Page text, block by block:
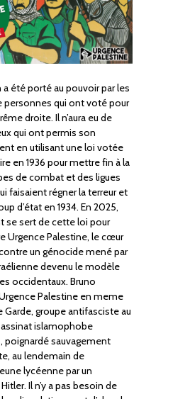
été porté au pouvoir par les
personnes qui ont voté pour
droite. Il n’aura eu de
qui ont permis son
en utilisant une loi votée
en 1936 pour mettre fin à la
de combat et des ligues
faisaient régner la terreur et
d’état en 1934. En 2025,
se sert de cette loi pour
Urgence Palestine, le cœur
un génocide mené par
devenu le modèle
occidentaux. Bruno
Palestine en meme
Garde, groupe antifasciste au
islamophobe
, poignardé sauvagement
au lendemain de
lycéenne par un
Il n’y a pas besoin de